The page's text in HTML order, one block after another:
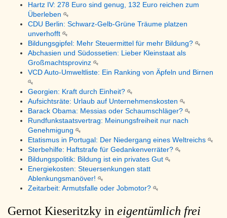
Hartz IV: 278 Euro sind genug, 132 Euro reichen zum
Überleben
CDU Berlin: Schwarz-Gelb-Grüne Träume platzen
unverhofft
Bildungsgipfel: Mehr Steuermittel für mehr Bildung?
Abchasien und Südossetien: Lieber Kleinstaat als
Großmachtsprovinz
VCD Auto-Umweltliste: Ein Ranking von Äpfeln und Birnen
Georgien: Kraft durch Einheit?
Aufsichtsräte: Urlaub auf Unternehmenskosten
Barack Obama: Messias oder Schaumschläger?
Rundfunkstaatsvertrag: Meinungsfreiheit nur nach
Genehmigung
Etatismus in Portugal: Der Niedergang eines Weltreichs
Sterbehilfe: Haftstrafe für Gedankenverräter?
Bildungspolitik: Bildung ist ein privates Gut
Energiekosten: Steuersenkungen statt
Ablenkungsmanöver!
Zeitarbeit: Armutsfalle oder Jobmotor?
Gernot Kieseritzky in eigentümlich frei